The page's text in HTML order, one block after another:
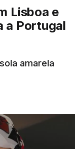
Lisboa e
a Portugal
amarela